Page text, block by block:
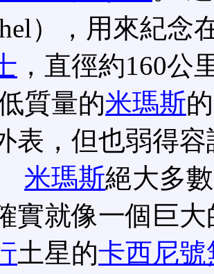
），用來紀
，直徑約160公
質量的米瑪斯
表，但也弱得
米瑪斯絕大多
實就像一個巨
土星的卡西尼